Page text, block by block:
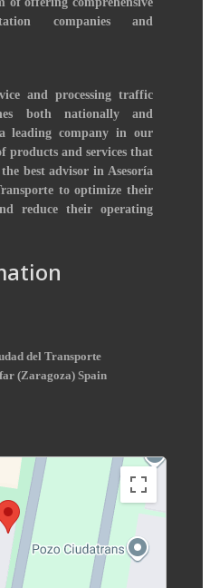
companies and
and processing traffic
both nationally and
leading company in our
products and services that
best advisor in Asesoría
to optimize their
reduce their operating
del Transporte
(Zaragoza) Spain